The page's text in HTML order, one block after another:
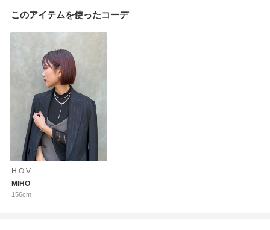
このアイテムを使ったコーデ
H.O.V
MIHO
156cm